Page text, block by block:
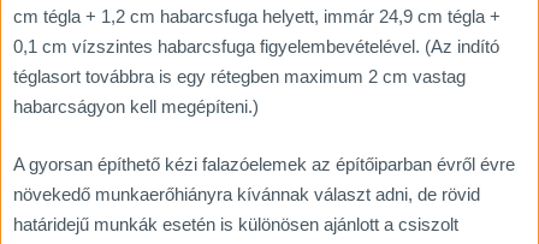
cm tégla + 1,2 cm habarcsfuga helyett, immár 24,9 cm tégla +
0,1 cm vízszintes habarcsfuga figyelembevételével. (Az indító
téglasort továbbra is egy rétegben maximum 2 cm vastag
habarcságyon kell megépíteni.)
A gyorsan építhető kézi falazóelemek az építőiparban évről évre
növekedő munkaerőhiányra kívánnak választ adni, de rövid
határidejű munkák esetén is különösen ajánlott a csiszolt